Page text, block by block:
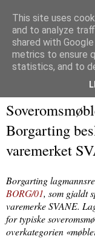
En blogg om
Borgarting
varemerket
Borgarting
BORG/01, som gjaldt
varemerke SVANE.
for typiske
overkategorien
This site uses
and to analyze
shared with
metrics to ensure
statistics, and to